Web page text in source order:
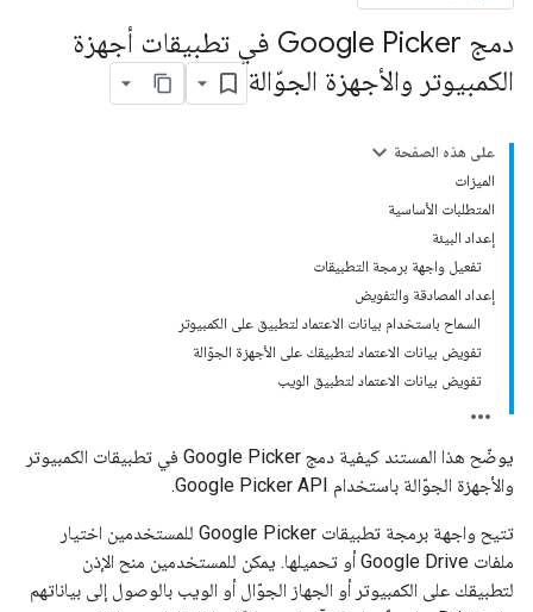
دمج Google Picker في تطبيقات أجهزة
الكمبيوتر والأجهزة الجوّالة
على هذه الصفحة
الميزات
المتطلبات الأساسية
إعداد البيئة
تفعيل واجهة برمجة التطبيقات
إعداد المصادقة والتفويض
السماح باستخدام بيانات الاعتماد لتطبيق على الكمبيوتر
تفويض بيانات الاعتماد لتطبيقك على الأجهزة الجوّالة
تفويض بيانات الاعتماد لتطبيق الويب
يوضّح هذا المستند كيفية دمج Google Picker في تطبيقات الكمبيوتر
والأجهزة الجوّالة باستخدام Google Picker API.
تتيح واجهة برمجة تطبيقات Google Picker للمستخدمين اختيار
ملفات Google Drive أو تحميلها. يمكن للمستخدمين منح الإذن
لتطبيقك على الكمبيوتر أو الجهاز الجوّال أو الويب بالوصول إلى بياناتهم